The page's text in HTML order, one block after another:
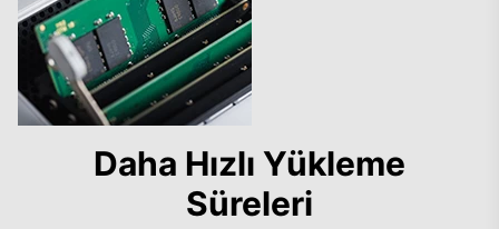
Daha Hızlı Yükleme
Süreleri